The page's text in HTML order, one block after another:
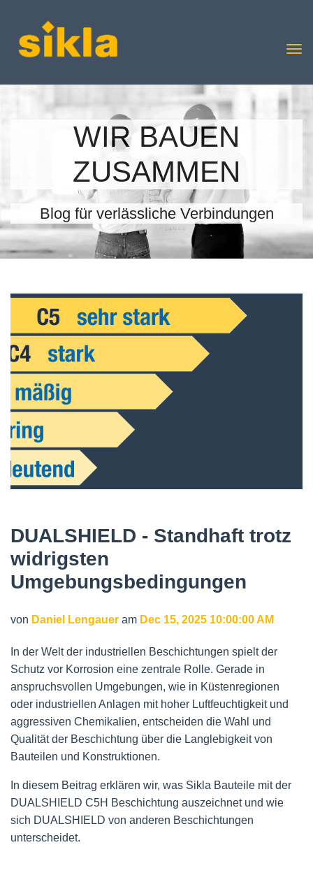
WIR BAUEN
ZUSAMMEN
Blog für verlässliche Verbindungen
DUALSHIELD - Standhaft trotz
widrigsten
Umgebungsbedingungen
von Daniel Lengauer am Dec 15, 2025 10:00:00 AM
In der Welt der industriellen Beschichtungen spielt der
Schutz vor Korrosion eine zentrale Rolle. Gerade in
anspruchsvollen Umgebungen, wie in Küstenregionen
oder industriellen Anlagen mit hoher Luftfeuchtigkeit und
aggressiven Chemikalien, entscheiden die Wahl und
Qualität der Beschichtung über die Langlebigkeit von
Bauteilen und Konstruktionen.
In diesem Beitrag erklären wir, was Sikla Bauteile mit der
DUALSHIELD C5H Beschichtung auszeichnet und wie
sich DUALSHIELD von anderen Beschichtungen
unterscheidet.